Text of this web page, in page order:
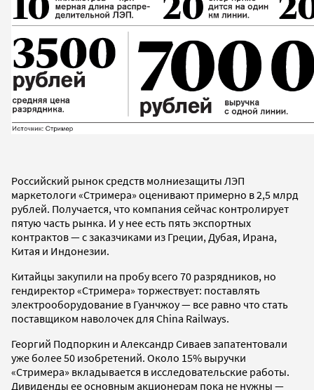
Российский рынок средств молниезащиты ЛЭП
маркетологи «Стримера» оценивают примерно в 2,5 млрд
рублей. Получается, что компания сейчас контролирует
пятую часть рынка. И у нее есть пять экспортных
контрактов — с заказчиками из Греции, Дубая, Ирана,
Китая и Индонезии.
Китайцы закупили на пробу всего 70 разрядников, но
гендиректор «Стримера» торжествует: поставлять
электрооборудование в Гуанчжоу — все равно что стать
поставщиком наволочек для China Railways.
Георгий Подпоркин и Александр Сиваев запатентовали
уже более 50 изобретений. Около 15% выручки
«Стримера» вкладывается в исследовательские работы.
Дивиденды ее основным акционерам пока не нужны —